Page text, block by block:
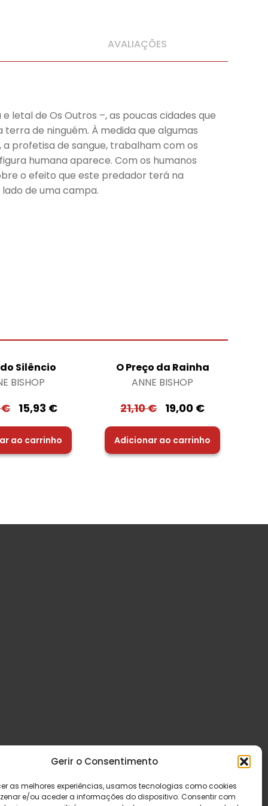
Gerir o Consentimento
as melhores experiências, usamos tecnologias como cookies
e/ou aceder a informações do dispositivo. Consentir com
AVALIAÇÕES
de Os Outros –, as poucas cidades que
de ninguém. À medida que algumas
profetisa de sangue, trabalham com os
humana aparece. Com os humanos
o efeito que este predador terá na
de uma campa.
Silêncio
BISHOP
€ 15,93 €
ao carrinho
O Preço da Rainha
ANNE BISHOP
21,10€ 19,00 €
Adicionar ao carrinho